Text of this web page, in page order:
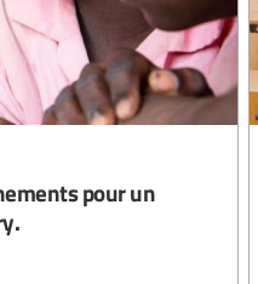
pour un